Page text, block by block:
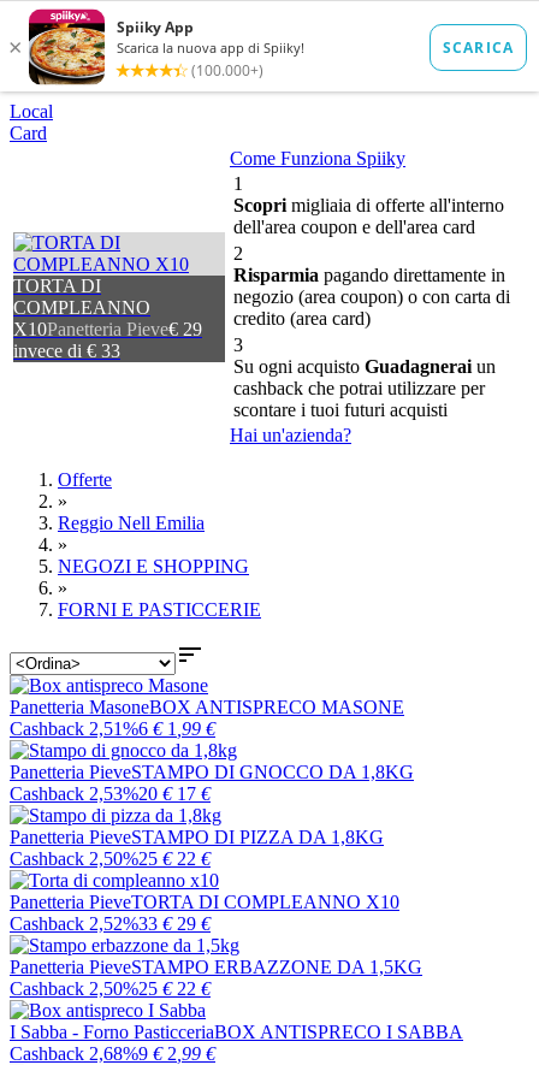
Local
Card
TORTA DI
COMPLEANNO
X10Panetteria Pieve€ 29
invece di € 33
Come Funziona Spiiky
1
Scopri migliaia di offerte all'interno
dell'area coupon e dell'area card
2
Risparmia pagando direttamente in
negozio (area coupon) o con carta di
credito (area card)
3
Su ogni acquisto Guadagnerai un
cashback che potrai utilizzare per
scontare i tuoi futuri acquisti
Hai un'azienda?
Offerte
»
Reggio Nell Emilia
»
NEGOZI E SHOPPING
»
FORNI E PASTICCERIE

Panetteria MasoneBOX ANTISPRECO MASONE
Cashback 2,51%6 € 1 ,99 €
Panetteria PieveSTAMPO DI GNOCCO DA 1,8KG
Cashback 2,53%20 € 17 €
Panetteria PieveSTAMPO DI PIZZA DA 1,8KG
Cashback 2,50%25 € 22 €
Panetteria PieveTORTA DI COMPLEANNO X10
Cashback 2,52%33 € 29 €
Panetteria PieveSTAMPO ERBAZZONE DA 1,5KG
Cashback 2,50%25 € 22 €
I Sabba - Forno PasticceriaBOX ANTISPRECO I SABBA
Cashback 2,68%9 € 2 ,99 €